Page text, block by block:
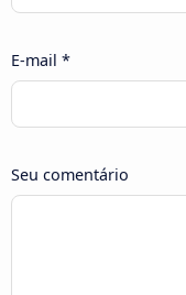
E-mail *
Seu comentário